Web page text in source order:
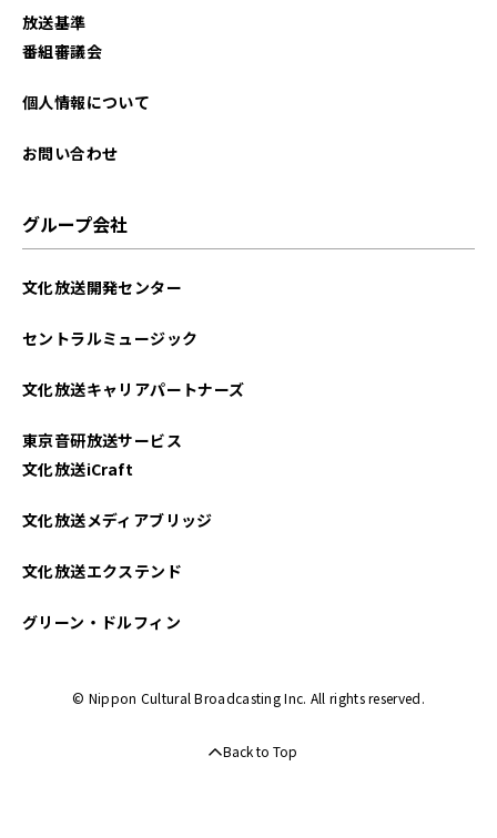
放送基準
番組審議会
個人情報について
お問い合わせ
グループ会社
文化放送開発センター
セントラルミュージック
文化放送キャリアパートナーズ
東京音研放送サービス
文化放送iCraft
文化放送メディアブリッジ
文化放送エクステンド
グリーン・ドルフィン
© Nippon Cultural Broadcasting Inc. All rights reserved.
Back to Top